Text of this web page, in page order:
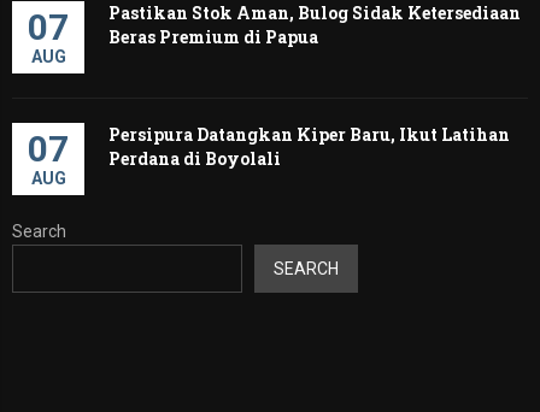
07
AUG
Pastikan Stok Aman, Bulog Sidak Ketersediaan
Beras Premium di Papua
07
AUG
Persipura Datangkan Kiper Baru, Ikut Latihan
Perdana di Boyolali
Search
SEARCH